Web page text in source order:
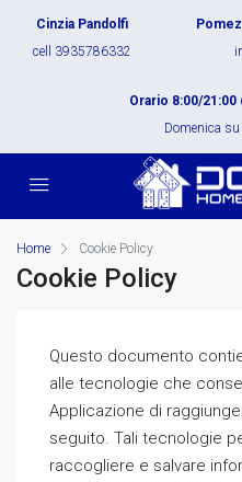
Cinzia Pandolfi
cell 3935786332
Orario 8:00/21:00
Domenica
Home Cookie Policy
Cookie Policy
Questo documento
alle tecnologie che
Applicazione di
seguito. Tali tecnologie
raccogliere e salvare